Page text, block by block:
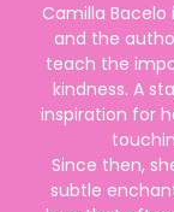
Camilla
and the
teach the
kindness. A
inspiration for
Since then,
subtle